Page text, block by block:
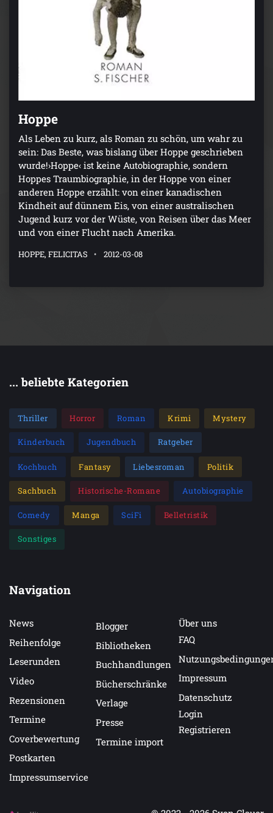
Hoppe
Als Leben zu kurz, als Roman zu schön, um wahr zu
sein: Das Beste, was bislang über Hoppe geschrieben
wurde!›Hoppe‹ ist keine Autobiographie, sondern
Hoppes Traumbiographie, in der Hoppe von einer
anderen Hoppe erzählt: von einer kanadischen
Kindheit auf dünnem Eis, von einer australischen
Jugend kurz vor der Wüste, von Reisen über das Meer
und von einer Flucht nach Amerika.
HOPPE, FELICITAS 2012-03-08
... beliebte Kategorien
Thriller Horror Roman Krimi Mystery
Kinderbuch Jugendbuch Ratgeber
Kochbuch Fantasy Liebesroman Politik
Sachbuch Historische-Romane Autobiographie
Comedy Manga SciFi Belletristik
Sonstiges
Navigation
News
Reihenfolge
Leserunden
Video
Rezensionen
Termine
Coverbewertung
Postkarten
Impressumservice
Blogger
Bibliotheken
Buchhandlungen
Bücherschränke
Verlage
Presse
Termine import
Über uns
FAQ
Impressum
Datenschutz
Login
Registrieren